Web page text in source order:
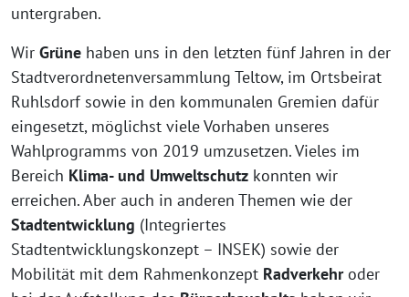
untergraben.
Wir Grüne haben uns in den letzten fünf Jahren in der
Stadtverordnetenversammlung Teltow, im Ortsbeirat
Ruhlsdorf sowie in den kommunalen Gremien dafür
eingesetzt, möglichst viele Vorhaben unseres
Wahlprogramms von 2019 umzusetzen. Vieles im
Bereich Klima- und Umweltschutz konnten wir
erreichen. Aber auch in anderen Themen wie der
Stadtentwicklung (Integriertes
Stadtentwicklungskonzept – INSEK) sowie der
Mobilität mit dem Rahmenkonzept Radverkehr oder